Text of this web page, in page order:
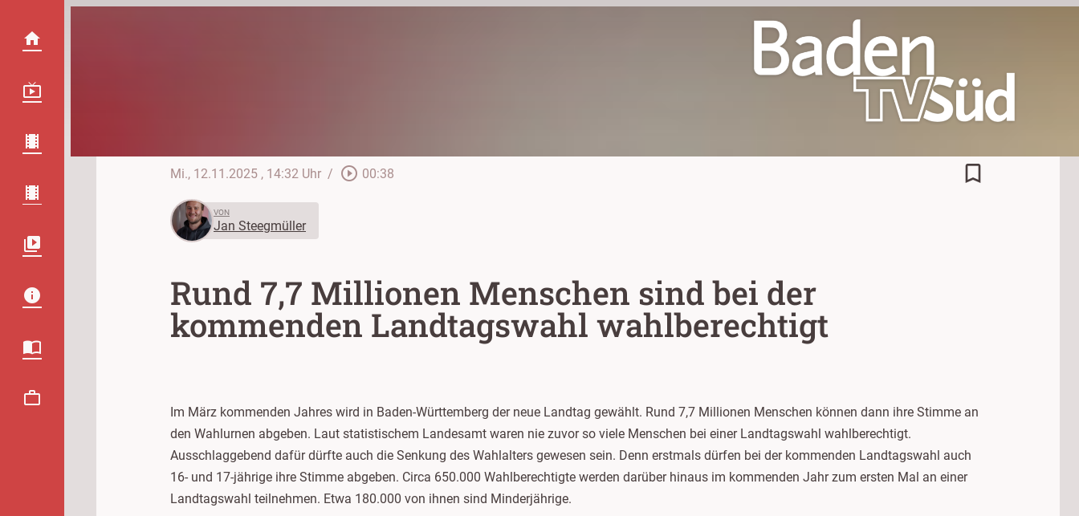
Mi., 12.11.2025 , 14:32 Uhr / play_circle_outline 00:38 bookmark_border
VON
Jan Steegmüller
Rund 7,7 Millionen Menschen sind bei der
kommenden Landtagswahl wahlberechtigt
Im März kommenden Jahres wird in Baden-Württemberg der neue Landtag gewählt. Rund 7,7 Millionen Menschen können dann ihre Stimme an
den Wahlurnen abgeben. Laut statistischem Landesamt waren nie zuvor so viele Menschen bei einer Landtagswahl wahlberechtigt.
Ausschlaggebend dafür dürfte auch die Senkung des Wahlalters gewesen sein. Denn erstmals dürfen bei der kommenden Landtagswahl auch
16- und 17-jährige ihre Stimme abgeben. Circa 650.000 Wahlberechtigte werden darüber hinaus im kommenden Jahr zum ersten Mal an einer
Landtagswahl teilnehmen. Etwa 180.000 von ihnen sind Minderjährige.